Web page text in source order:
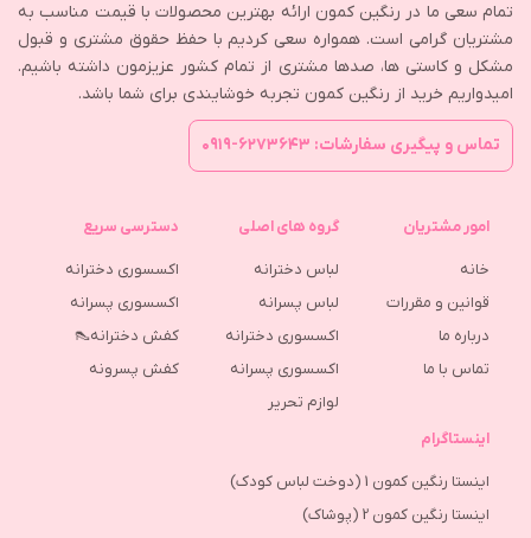
تمام سعی ما در رنگین کمون ارائه بهترین محصولات با قیمت مناسب به
مشتریان گرامی است. همواره سعی کردیم با حفظ حقوق مشتری و قبول
مشکل و کاستی ها، صدها مشتری از تمام کشور عزیزمون داشته باشیم.
امیدواریم خرید از رنگین کمون تجربه خوشایندی برای شما باشد.
تماس و پیگیری سفارشات: ۶۲۷۳۶۴۳-۰۹۱۹
امور مشتریان
خانه
قوانین و مقررات
درباره ما
تماس با ما
گروه های اصلی
لباس دخترانه
لباس پسرانه
اکسسوری دخترانه
اکسسوری پسرانه
لوازم تحریر
دسترسی سریع
اکسسوری دخترانه
اکسسوری پسرانه
کفش دخترانه👠
كفش پسرونه
اینستاگرام
اینستا رنگین کمون 1 (دوخت لباس کودک)
اینستا رنگین کمون 2 (پوشاک)